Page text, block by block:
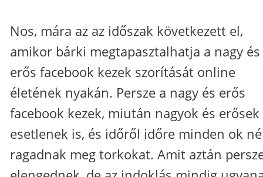
Nos, mára az az időszak következett el,
amikor bárki megtapasztalhatja a nagy és
erős facebook kezek szorítását online
életének nyakán. Persze a nagy és erős
facebook kezek, miután nagyok és erősek
esetlenek is, és időről időre minden ok
ragadnak meg torkokat. Amit aztán